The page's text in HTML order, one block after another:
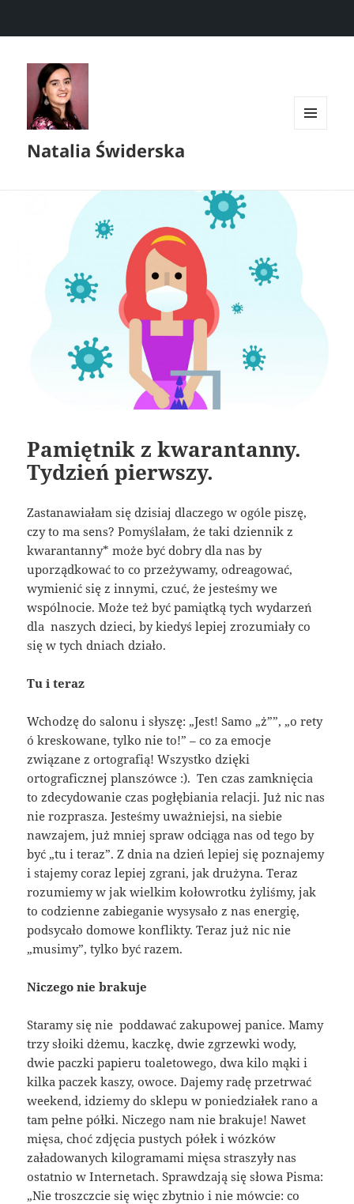
Natalia Świderska
Pamiętnik z kwarantanny.
Tydzień pierwszy.
Zastanawiałam się dzisiaj dlaczego w ogóle piszę,
czy to ma sens? Pomyślałam, że taki dziennik z
kwarantanny* może być dobry dla nas by
uporządkować to co przeżywamy, odreagować,
wymienić się z innymi, czuć, że jesteśmy we
wspólnocie. Może też być pamiątką tych wydarzeń
dla naszych dzieci, by kiedyś lepiej zrozumiały co
się w tych dniach działo.
Tu i teraz
Wchodzę do salonu i słyszę: „Jest! Samo „ż””, „o rety
ó kreskowane, tylko nie to!” – co za emocje
związane z ortografią! Wszystko dzięki
ortograficznej planszówce :). Ten czas zamknięcia
to zdecydowanie czas pogłębiania relacji. Już nic nas
nie rozprasza. Jesteśmy uważniejsi, na siebie
nawzajem, już mniej spraw odciąga nas od tego by
być „tu i teraz”. Z dnia na dzień lepiej się poznajemy
i stajemy coraz lepiej zgrani, jak drużyna. Teraz
rozumiemy w jak wielkim kołowrotku żyliśmy, jak
to codzienne zabieganie wysysało z nas energię,
podsycało domowe konflikty. Teraz już nic nie
„musimy”, tylko być razem.
Niczego nie brakuje
Staramy się nie poddawać zakupowej panice. Mamy
trzy słoiki dżemu, kaczkę, dwie zgrzewki wody,
dwie paczki papieru toaletowego, dwa kilo mąki i
kilka paczek kaszy, owoce. Dajemy radę przetrwać
weekend, idziemy do sklepu w poniedziałek rano a
tam pełne półki. Niczego nam nie brakuje! Nawet
mięsa, choć zdjęcia pustych półek i wózków
załadowanych kilogramami mięsa straszyły nas
ostatnio w Internetach. Sprawdzają się słowa Pisma:
„Nie troszczcie się więc zbytnio i nie mówcie: co